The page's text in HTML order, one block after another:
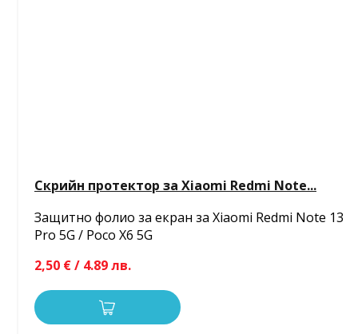
Скрийн протектор за Xiaomi Redmi Note...
Защитно фолио за екран за Xiaomi Redmi Note 13
Pro 5G / Poco X6 5G
2,50 € / 4.89 лв.